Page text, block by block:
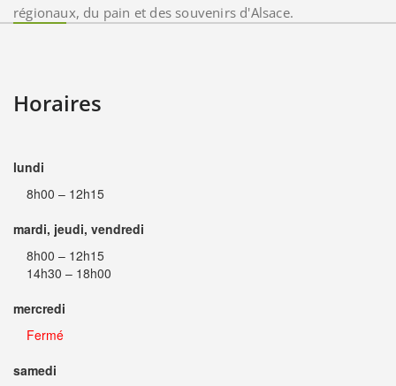
régionaux, du pain et des souvenirs d'Alsace.
Horaires
lundi
8h00 – 12h15
mardi, jeudi, vendredi
8h00 – 12h15
14h30 – 18h00
mercredi
Fermé
samedi